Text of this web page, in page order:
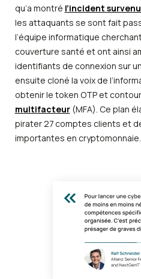
qu’a montré l’incident
les attaquants se sont fait
l’équipe informatique
couverture santé et ont ainsi
identifiants de connexion sur
ensuite cloné la voix de
obtenir le token OTP et
multifacteur(MFA). Ce plan
pirater 27 comptes clients et
importantes en cryptomonnaie.